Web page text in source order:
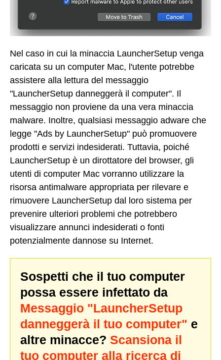
Nel caso in cui la minaccia LauncherSetup venga
caricata su un computer Mac, l'utente potrebbe
assistere alla lettura del messaggio
"LauncherSetup danneggerà il computer". Il
messaggio non proviene da una vera minaccia
malware. Inoltre, qualsiasi messaggio adware che
legge "Ads by LauncherSetup" può promuovere
prodotti e servizi indesiderati. Tuttavia, poiché
LauncherSetup è un dirottatore del browser, gli
utenti di computer Mac vorranno utilizzare la
risorsa antimalware appropriata per rilevare e
rimuovere LauncherSetup dal loro sistema per
prevenire ulteriori problemi che potrebbero
visualizzare annunci indesiderati o fonti
potenzialmente dannose su Internet.
Sospetti che il tuo computer
possa essere infettato da
Messaggio "LauncherSetup
danneggerà il tuo computer" e
altre minacce? Scansiona il
tuo computer alla ricerca di